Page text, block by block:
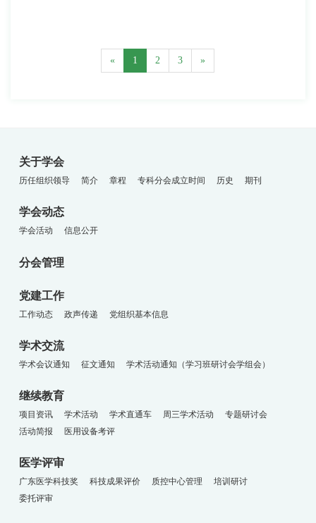
« 1 2 3 »
关于学会
历任组织领导 简介 章程 专科分会成立时间 历史 期刊
学会动态
学会活动 信息公开
分会管理
党建工作
工作动态 政声传递 党组织基本信息
学术交流
学术会议通知 征文通知 学术活动通知（学习班研讨会学组会）
继续教育
项目资讯 学术活动 学术直通车 周三学术活动
专题研讨会
活动简报
医用设备考评
医学评审
广东医学科技奖 科技成果评价 质控中心管理
培训研讨
委托评审